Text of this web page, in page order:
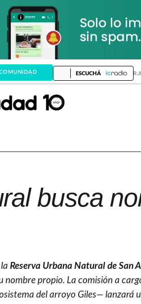
DÓLAR MEP ▼ DÓLAR
ESCUCHÁ
busca
laReserva Urbana Natural de San
propio. La comisión a
del arroyo Giles— lanzará